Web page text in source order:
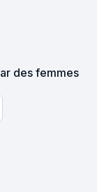
des femmes